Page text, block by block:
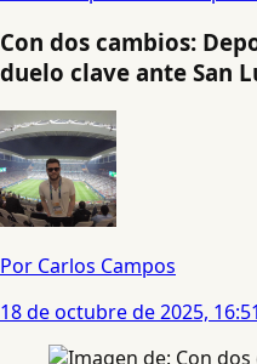
Con dos cambios:
duelo clave ante San
Por Carlos Campos
18 de octubre de 2025, 16:51